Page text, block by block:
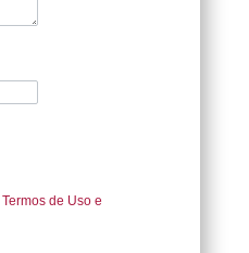
Termos de Uso e